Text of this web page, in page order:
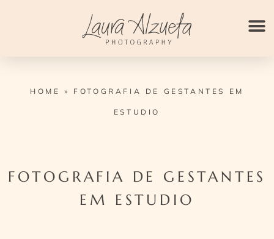
HOME » FOTOGRAFIA DE GESTANTES EM
ESTUDIO
FOTOGRAFIA DE GESTANTES
EM ESTUDIO